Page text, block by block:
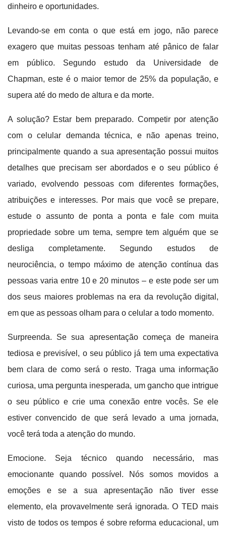
dinheiro e oportunidades.
Levando-se em conta o que está em jogo, não parece
exagero que muitas pessoas tenham até pânico de falar
em público. Segundo estudo da Universidade de
Chapman, este é o maior temor de 25% da população, e
supera até do medo de altura e da morte.
A solução? Estar bem preparado. Competir por atenção
com o celular demanda técnica, e não apenas treino,
principalmente quando a sua apresentação possui muitos
detalhes que precisam ser abordados e o seu público é
variado, evolvendo pessoas com diferentes formações,
atribuições e interesses. Por mais que você se prepare,
estude o assunto de ponta a ponta e fale com muita
propriedade sobre um tema, sempre tem alguém que se
desliga completamente. Segundo estudos de
neurociência, o tempo máximo de atenção contínua das
pessoas varia entre 10 e 20 minutos – e este pode ser um
dos seus maiores problemas na era da revolução digital,
em que as pessoas olham para o celular a todo momento.
Surpreenda. Se sua apresentação começa de maneira
tediosa e previsível, o seu público já tem uma expectativa
bem clara de como será o resto. Traga uma informação
curiosa, uma pergunta inesperada, um gancho que intrigue
o seu público e crie uma conexão entre vocês. Se ele
estiver convencido de que será levado a uma jornada,
você terá toda a atenção do mundo.
Emocione. Seja técnico quando necessário, mas
emocionante quando possível. Nós somos movidos a
emoções e se a sua apresentação não tiver esse
elemento, ela provavelmente será ignorada. O TED mais
visto de todos os tempos é sobre reforma educacional, um